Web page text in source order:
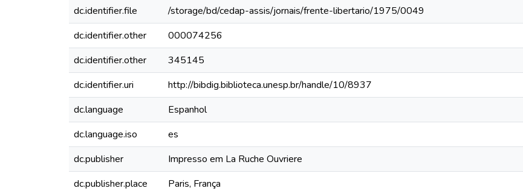
dc.identifier.file
/storage/bd/cedap-assis/jornais/frente-libertario/1975/0049
dc.identifier.other
000074256
dc.identifier.other
345145
dc.identifier.uri
http://bibdig.biblioteca.unesp.br/handle/10/8937
dc.language
Espanhol
dc.language.iso
es
dc.publisher
Impresso em La Ruche Ouvriere
dc.publisher.place
Paris, França